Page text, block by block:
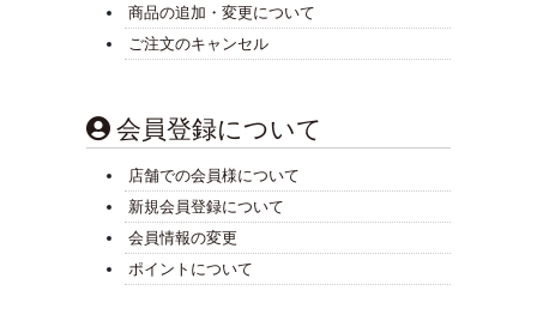
商品の追加・変更について
ご注文のキャンセル
会員登録について
店舗での会員様について
新規会員登録について
会員情報の変更
ポイントについて